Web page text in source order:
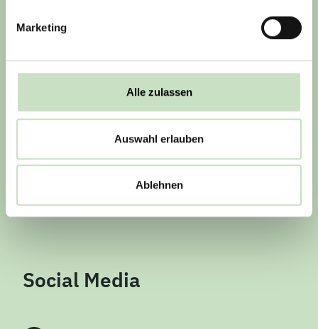
Marketing
Alle zulassen
Auswahl erlauben
Ablehnen
AGB
RECHTLICHE PFLICHTINFORMATIONEN
KONTAKT
PRESSE (EXTERNER LINK)
BARRIEREFREIHEITSERKLÄRUNG
VERTRAG WIDERRUFEN
Social Media